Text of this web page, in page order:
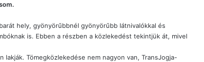
hely, gyönyörűbbnél gyönyörűbb látnivalókkal és
is. Ebben a részben a közlekedést tekintjük át, mivel
Tömegközlekedése nem nagyon van, TransJogja-